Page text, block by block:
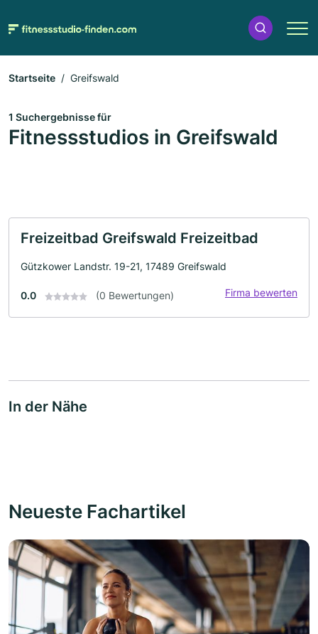
Startseite Greifswald
1 Suchergebnisse für
Fitnessstudios in Greifswald
Freizeitbad Greifswald Freizeitbad
Gützkower Landstr. 19-21, 17489 Greifswald
0.0 (0 Bewertungen) Firma bewerten
In der Nähe
Neueste Fachartikel